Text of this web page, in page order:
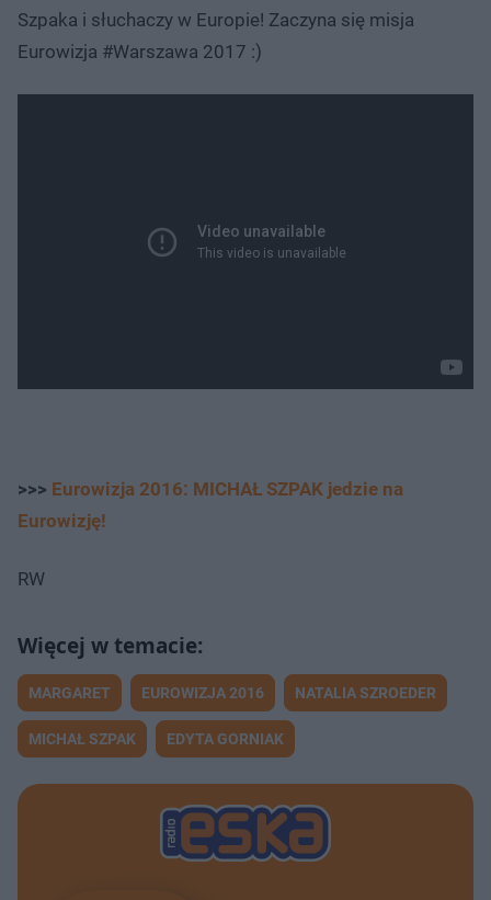
Szpaka i słuchaczy w Europie! Zaczyna się misja
Eurowizja #Warszawa 2017 :)
>>> Eurowizja 2016: MICHAŁ SZPAK jedzie na
Eurowizję!
RW
MARGARET EUROWIZJA 2016 NATALIA SZROEDER
MICHAŁ SZPAK EDYTA GORNIAK